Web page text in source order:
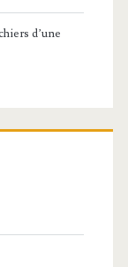
d’une